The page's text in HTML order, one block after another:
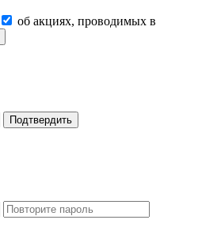
об акциях, проводимых в
Подтвердить